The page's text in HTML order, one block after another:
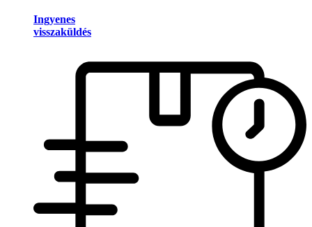
Ingyenes
visszaküldés